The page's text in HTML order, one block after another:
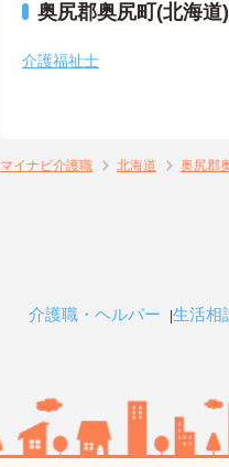
奥尻郡奥尻町(北海
介護福祉士
マイナビ介護職 北海道 奥尻郡
介護職・ヘルパー 生活相